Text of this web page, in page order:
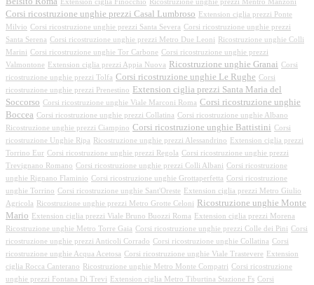
Extension ciglia Finocchio Ricostruzione unghie prezzi Mentro Manzoni
Corsi ricostruzione unghie prezzi Casal Lumbroso
Extension ciglia prezzi Ponte
Milvio Corsi ricostruzione unghie prezzi Santa Severa Corsi ricostruzione unghie prezzi
Santa Serena Corsi ricostruzione unghie prezzi Metro Due Leoni
Ricostruzione unghie Colli
Marini Corsi ricostruzione unghie Tor Carbone Corsi ricostruzione unghie prezzi
Valmontone
Extension ciglia prezzi Appia Nuova Ricostruzione unghie Granai Corsi
ricostruzione unghie prezzi Tolfa Corsi ricostruzione unghie Le Rughe Corsi
ricostruzione unghie prezzi Prenestino
Extension ciglia prezzi Santa Maria del
Soccorso Corsi ricostruzione unghie Viale Marconi Roma Corsi ricostruzione unghie
Boccea Corsi ricostruzione unghie prezzi Collatina Corsi ricostruzione unghie Albano
Ricostruzione unghie prezzi Ciampino Corsi ricostruzione unghie Battistini Corsi
ricostruzione Unghie Ripa
Ricostruzione unghie prezzi Alessandrino
Extension ciglia prezzi
Torrino Eur Corsi ricostruzione unghie prezzi Regola Corsi ricostruzione unghie prezzi
Trevignano Romano Corsi ricostruzione unghie prezzi Colli Albani Corsi ricostruzione
unghie Rignano Flaminio Corsi ricostruzione unghie Grottaperfetta Corsi ricostruzione
unghie Torrino Corsi ricostruzione unghie Sant'Oreste
Extension ciglia prezzi Metro Giulio
Agricola
Ricostruzione unghie prezzi Metro Grotte Celoni
Ricostruzione unghie Monte
Mario
Extension ciglia prezzi Viale Bruno Buozzi Roma
Extension ciglia prezzi Morena
Ricostruzione unghie Metro Torre Gaia Corsi ricostruzione unghie prezzi Colle dei Pini Corsi
ricostruzione unghie prezzi Anticoli Corrado Corsi ricostruzione unghie Collatina Corsi
ricostruzione unghie Acqua Acetosa Corsi ricostruzione unghie Viale Trastevere
Extension
ciglia Rocca Canterano
Ricostruzione unghie Metro Monte Compatri Corsi ricostruzione
unghie prezzi Fontana Di Trevi
Extension ciglia Metro Tiburtina Stazione Fs Corsi